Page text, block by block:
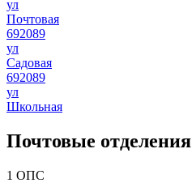
ул
Почтовая
692089
ул
Садовая
692089
ул
Школьная
Почтовые отделения
1 ОПС